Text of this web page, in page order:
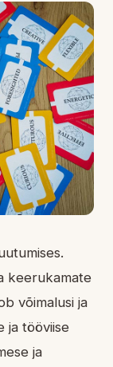
keerukamate
võimalusi ja
ja tööviise
ja